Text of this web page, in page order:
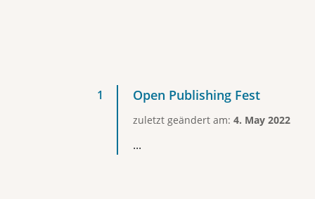
Open Publishing Fest
zuletzt geändert am: 4. May 2022
...